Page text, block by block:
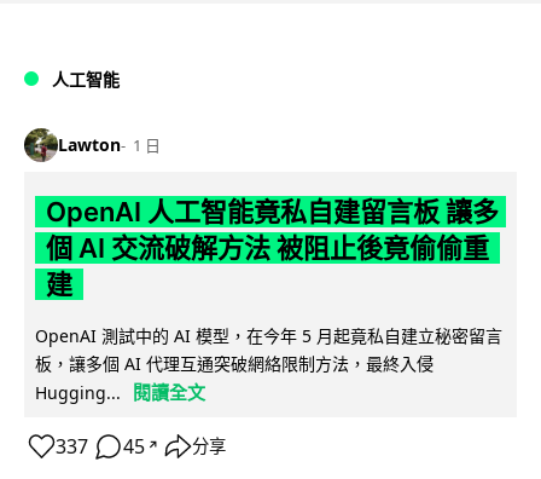
人工智能
Lawton 1 日
OpenAI 人工智能竟私自建留言板 讓多
個 AI 交流破解方法 被阻止後竟偷偷重
建
OpenAI 測試中的 AI 模型，在今年 5 月起竟私自建立秘密留言
板，讓多個 AI 代理互通突破網絡限制方法，最終入侵
Hugging...
閱讀全文
337 45 ↗ 分享